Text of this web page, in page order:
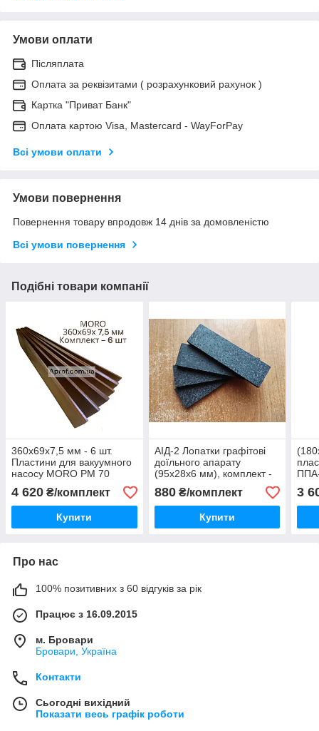
Умови оплати
Післяплата
Оплата за реквізитами ( розрахунковий рахунок )
Картка "Приват Банк"
Оплата картою Visa, Mastercard - WayForPay
Всі умови оплати
Умови повернення
Повернення товару впродовж 14 днів за домовленістю
Всі умови повернення
Подібні товари компанії
360х69х7,5 мм - 6 шт.
Пластини для вакуумного
насосу MORO PM 70
4 620 ₴/комплект
Купити
АІД-2 Лопатки графітові
доїльного апарату
(95х28х6 мм), комплект -
4 шт
880₴/комплект
Купити
3
Про нас
100% позитивних з 60 відгуків за рік
Працює з 16.09.2015
м. Бровари
Бровари, Україна
Контакти
Сьогодні вихідний
Показати весь графік роботи